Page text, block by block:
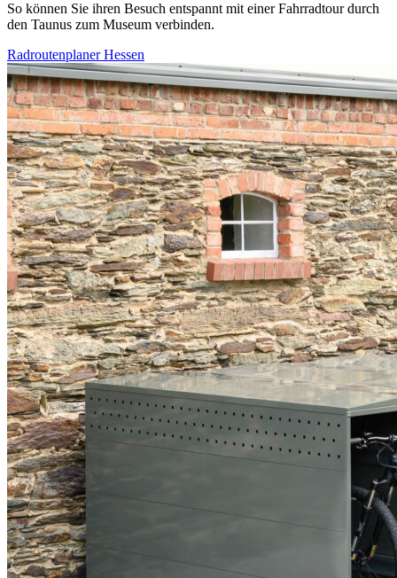
So können Sie ihren Besuch entspannt mit einer Fahrradtour durch
den Taunus zum Museum verbinden.
Radroutenplaner Hessen